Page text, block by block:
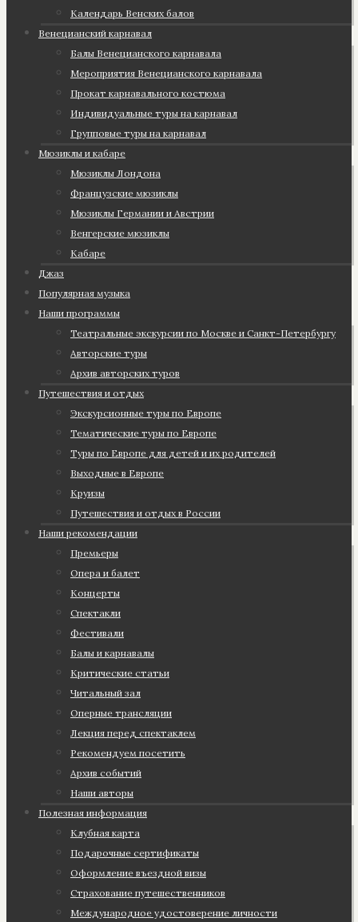
Календарь Венских балов
Венецианский карнавал
Балы Венецианского карнавала
Мероприятия Венецианского карнавала
Прокат карнавального костюма
Индивидуальные туры на карнавал
Групповые туры на карнавал
Мюзиклы и кабаре
Мюзиклы Лондона
Французские мюзиклы
Мюзиклы Германии и Австрии
Венгерские мюзиклы
Кабаре
Джаз
Популярная музыка
Наши программы
Театральные экскурсии по Москве и Санкт-Петербургу
Авторские туры
Архив авторских туров
Путешествия и отдых
Экскурсионные туры по Европе
Тематические туры по Европе
Туры по Европе для детей и их родителей
Выходные в Европе
Круизы
Путешествия и отдых в России
Наши рекомендации
Премьеры
Опера и балет
Концерты
Спектакли
Фестивали
Балы и карнавалы
Критические статьи
Читальный зал
Оперные трансляции
Лекция перед спектаклем
Рекомендуем посетить
Архив событий
Наши авторы
Полезная информация
Клубная карта
Подарочные сертификаты
Оформление въездной визы
Страхование путешественников
Международное удостоверение личности